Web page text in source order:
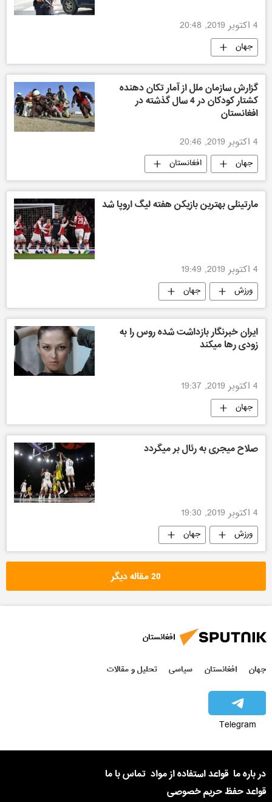
4 اکتوبر 2019, 20:48
جهان
گزارش سازمان ملل از آمار تکان دهنده
کشتار کودکان در 4 سال گذشته در
افغانستان
4 اکتوبر 2019, 20:46
جهان افغانستان
مارتینلی بهترین بازیکن هفته لیگ اروپا شد
4 اکتوبر 2019, 19:49
ورزش جهان
ایران خبرنگار بازداشت شده روس را به
زودی رها میکند
4 اکتوبر 2019, 19:37
جهان
صلاح میجری به رئال بر میگردد
4 اکتوبر 2019, 19:30
ورزش جهان
20 مقاله دیگر
افغانستان
جهان افغانستان سیاسی تحلیل و مقالات
Telegram
در باره ما قواعد استفاده از مواد تماس با ما
قواعد حفظ حریم خصوصی